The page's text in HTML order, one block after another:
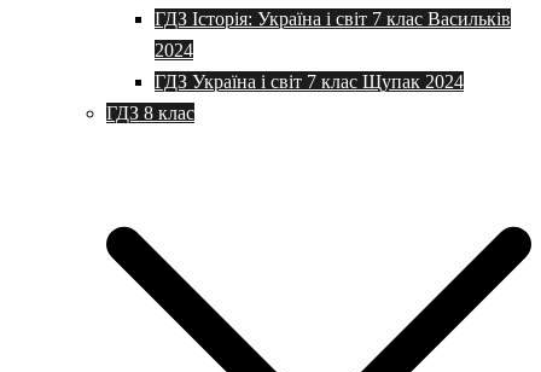
ГДЗ Історія: Україна і світ 7 клас Васильків
2024
ГДЗ Україна і світ 7 клас Щупак 2024
ГДЗ 8 клас